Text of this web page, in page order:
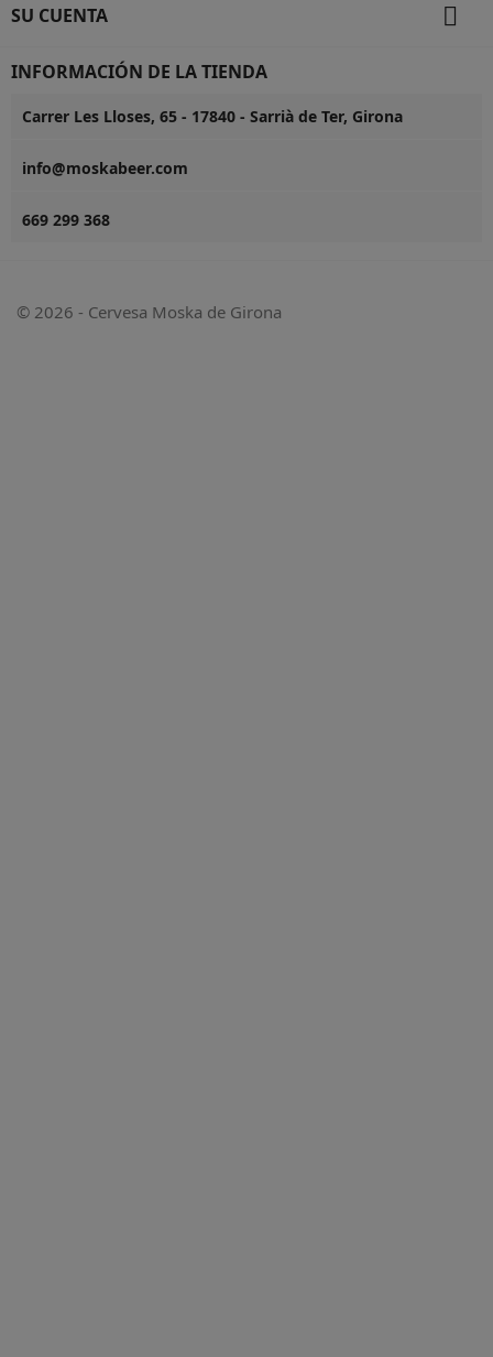
SU CUENTA 
INFORMACIÓN DE LA TIENDA
Carrer Les Lloses, 65 - 17840 - Sarrià de Ter, Girona
info@moskabeer.com
669 299 368
© 2026 - Cervesa Moska de Girona